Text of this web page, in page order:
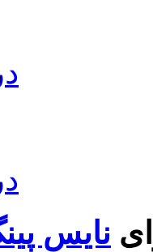
نایس